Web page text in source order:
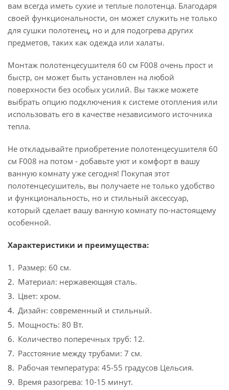
вам всегда иметь сухие и теплые полотенца. Благодаря
своей функциональности, он может служить не только
для сушки полотенец, но и для подогрева других
предметов, таких как одежда или халаты.
Монтаж полотенцесушителя 60 см F008 очень прост и
быстр, он может быть установлен на любой
поверхности без особых усилий. Вы также можете
выбрать опцию подключения к системе отопления или
использовать его в качестве независимого источника
тепла.
Не откладывайте приобретение полотенцесушителя 60
см F008 на потом - добавьте уют и комфорт в вашу
ванную комнату уже сегодня! Покупая этот
полотенцесушитель, вы получаете не только удобство
и функциональность, но и стильный аксессуар,
который сделает вашу ванную комнату по-настоящему
особенной.
Характеристики и преимущества:
Размер: 60 см.
Материал: нержавеющая сталь.
Цвет: хром.
Дизайн: современный и стильный.
Мощность: 80 Вт.
Количество поперечных труб: 12.
Расстояние между трубами: 7 см.
Рабочая температура: 45-55 градусов Цельсия.
Время разогрева: 10-15 минут.